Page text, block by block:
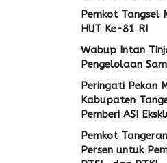
Pemkot Tangsel
HUT Ke-81 RI
Wabup Intan
Pengelolaan
Peringati Pekan
Kabupaten
Pemberi ASI
Pemkot
Persen untuk